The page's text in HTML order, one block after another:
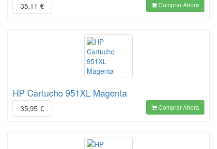
35,11 € Comprar Ahora
HP Cartucho 951XL Magenta
35,95 € Comprar Ahora